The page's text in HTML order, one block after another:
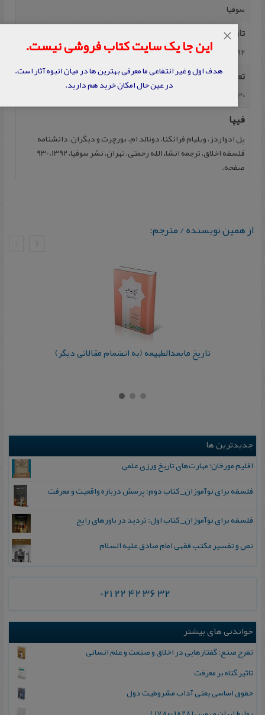
سوفیا
تاریخ نشر
1392
تعداد صفحه
930
فیپا
پل ادواردز، ویلیام فرانکنا، دونالد ام. بورچرت و دیگران، دانشنامه
فلسفه‌ اخلاق‌، ترجمه‌ انشاء‌الله رحمتی، تهران‌، نشر سوفیا، 1392، 930
صفحه.
از همین نویسنده / مترجم:
تاریخ مابعدالطبیعه (به انضمام مقالاتی دیگر)
جدیدترین ها
اقلیم مورخان؛ مهارت‌های تاریخ ورزی علمی
فلسفه برای نوآموزان_ کتاب دوم: پرسش درباره واقعیت و معرفت
فلسفه برای نوآموزان_ کتاب اول: تردید در باورهای رایج
نص و تفسیر مکتب فقهی امام صادق علیه السلام
021 22 42 36 32
خواندنی های بیشتر
تفرج صنع: گفتارهایی در اخلاق و صنعت و علم انسانی
تاثیر گناه بر معرفت
حقوق اساسی یعنی آداب مشروطیت دول
این جا یک سایت کتاب فروشی نیست.
هدف اول و غیر انتفاعی ما معرفی بهترین ها در میان انبوه آثار است.
در عین حال امکان خرید هم دارید.
×